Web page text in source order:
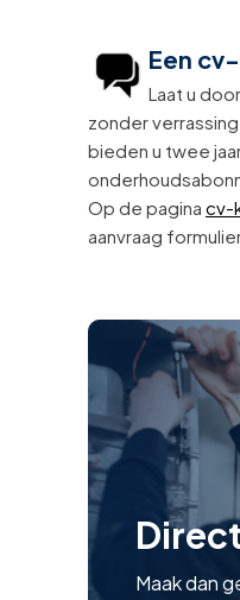
Een
Laat u
zonder
bieden u twee
Op de pagina cv-
aanvraag
Maak dan